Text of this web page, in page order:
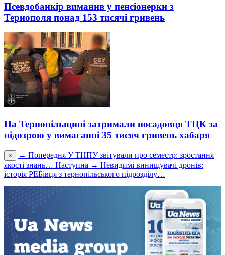
Псевдобанкір виманив у пенсіонерки з
Тернополя понад 153 тисячі гривень
На Тернопільщині затримали посадовця ТЦК за
підозрою у вимаганні 35 тисяч гривень хабаря
× ← Попередня У ТНПУ звітували про семестр: зростання
якості знань… Наступна → Невидимі винищувачі дронів:
історія РЕБівця з тернопільського підрозділу…